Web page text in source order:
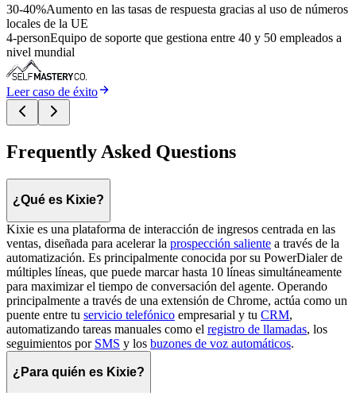
30-40%Aumento en las tasas de respuesta gracias al uso de números
locales de la UE
4-personEquipo de soporte que gestiona entre 40 y 50 empleados a
nivel mundial
Leer caso de éxito
Frequently Asked Questions
¿Qué es Kixie?
Kixie es una plataforma de interacción de ingresos centrada en las
ventas, diseñada para acelerar la prospección saliente a través de la
automatización. Es principalmente conocida por su PowerDialer de
múltiples líneas, que puede marcar hasta 10 líneas simultáneamente
para maximizar el tiempo de conversación del agente. Operando
principalmente a través de una extensión de Chrome, actúa como un
puente entre tu servicio telefónico empresarial y tu CRM,
automatizando tareas manuales como el registro de llamadas, los
seguimientos por SMS y los buzones de voz automáticos.
¿Para quién es Kixie?